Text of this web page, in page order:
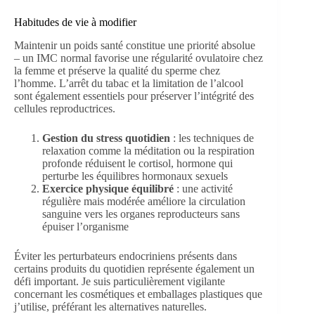
Habitudes de vie à modifier
Maintenir un poids santé constitue une priorité absolue
– un IMC normal favorise une régularité ovulatoire chez
la femme et préserve la qualité du sperme chez
l’homme. L’arrêt du tabac et la limitation de l’alcool
sont également essentiels pour préserver l’intégrité des
cellules reproductrices.
Gestion du stress quotidien : les techniques de
relaxation comme la méditation ou la respiration
profonde réduisent le cortisol, hormone qui
perturbe les équilibres hormonaux sexuels
Exercice physique équilibré : une activité
régulière mais modérée améliore la circulation
sanguine vers les organes reproducteurs sans
épuiser l’organisme
Éviter les perturbateurs endocriniens présents dans
certains produits du quotidien représente également un
défi important. Je suis particulièrement vigilante
concernant les cosmétiques et emballages plastiques que
j’utilise, préférant les alternatives naturelles.